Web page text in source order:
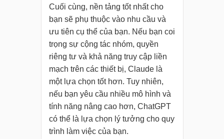
Cuối cùng, nền tảng tốt nhất cho
bạn sẽ phụ thuộc vào nhu cầu và
ưu tiên cụ thể của bạn. Nếu bạn coi
trọng sự cộng tác nhóm, quyền
riêng tư và khả năng truy cập liền
mạch trên các thiết bị, Claude là
một lựa chọn tốt hơn. Tuy nhiên,
nếu bạn yêu cầu nhiều mô hình và
tính năng nâng cao hơn, ChatGPT
có thể là lựa chọn lý tưởng cho quy
trình làm việc của bạn.